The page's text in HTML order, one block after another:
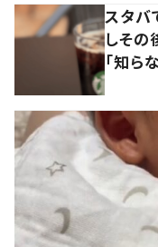
スタバ
しその
「知ら